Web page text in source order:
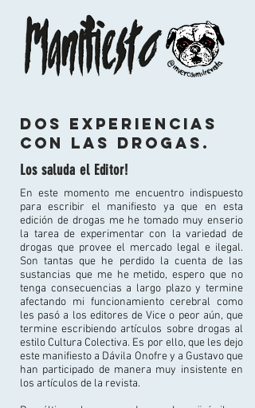
Dos experiencias
con las drogas.
Los saluda el Editor!
En este momento me encuentro indispuesto
para escribir el manifiesto ya que en esta
edición de drogas me he tomado muy enserio
la tarea de experimentar con la variedad de
drogas que provee el mercado legal e ilegal.
Son tantas que he perdido la cuenta de las
sustancias que me he metido, espero que no
tenga consecuencias a largo plazo y termine
afectando mi funcionamiento cerebral como
les pasó a los editores de Vice o peor aún, que
termine escribiendo artículos sobre drogas al
estilo Cultura Colectiva. Es por ello, que les dejo
este manifiesto a Dávila Onofre y a Gustavo que
han participado de manera muy insistente en
los artículos de la revista.